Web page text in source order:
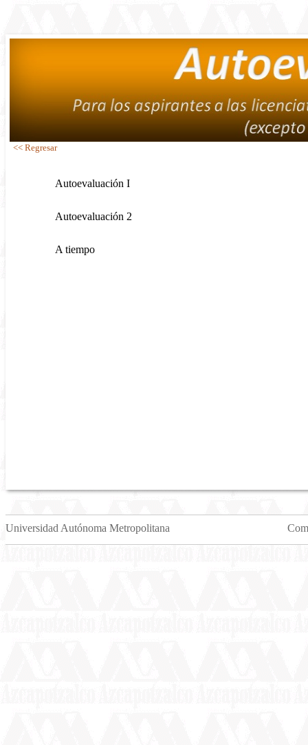
<< Regresar
Autoevaluación I
Autoevaluación 2
A tiempo
Universidad Autónoma Metropolitana